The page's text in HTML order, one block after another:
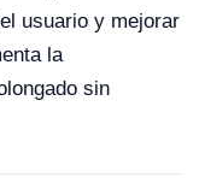
usuario y mejorar
la
sin